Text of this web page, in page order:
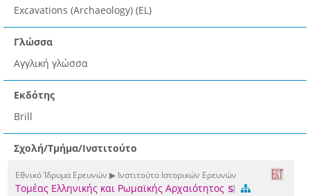
Excavations (Archaeology) (EL)
Γλώσσα
Αγγλική γλώσσα
Εκδότης
Brill
Σχολή/Τμήμα/Ινστιτούτο
Εθνικό Ίδρυμα Ερευνών ▶ Ινστιτούτο Ιστορικών Ερευνών
Τομέας Ελληνικής και Ρωμαϊκής Αρχαιότητος